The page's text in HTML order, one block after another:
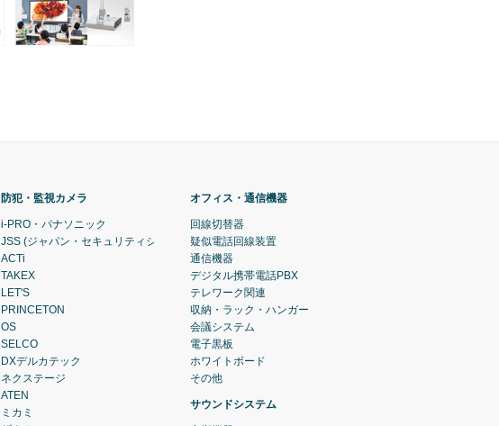
防犯・監視カメラ
i-PRO・パナソニック
JSS (ジャパン・セキュリティシステム)
ACTi
TAKEX
LET'S
PRINCETON
OS
SELCO
DXデルカテック
ネクステージ
ATEN
ミカミ
オフィス・通信機器
回線切替器
疑似電話回線装置
通信機器
デジタル携帯電話PBX
テレワーク関連
収納・ラック・ハンガー
会議システム
電子黒板
ホワイトボード
その他
サウンドシステム